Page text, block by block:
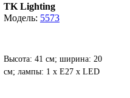
TK Lighting
5573
Высота: 41 см; ширина: 20
см; лампы: 1 х Е27 х LED